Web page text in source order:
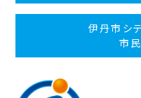
伊丹市シ
市